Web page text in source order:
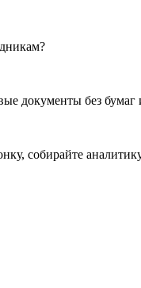
документы без
собирайте